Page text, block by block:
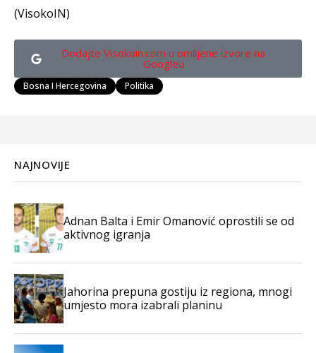
(VisokoIN)
Dodajte Visokoin.com u omiljene izvore na
Googleu
Bosna I Hercegovina Politika
NAJNOVIJE
Adnan Balta i Emir Omanović oprostili se od
aktivnog igranja
Jahorina prepuna gostiju iz regiona, mnogi
umjesto mora izabrali planinu